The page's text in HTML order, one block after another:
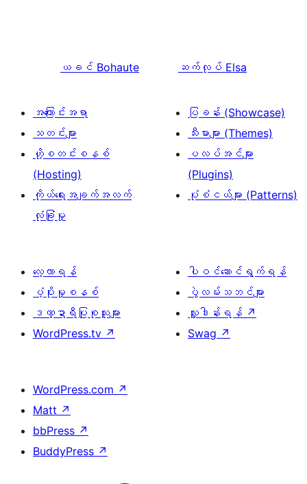
ယခင် Bohaute ဆက်လုပ် Elsa
အကြောင်းအရာ
သတင်းများ
ဟို့စတင်းစနစ်
(Hosting)
ကိုယ်ရေးအချက်အလက်
လုံခြုံမှု
ပြခန်း (Showcase)
သီးမားများ (Themes)
ပလပ်အင်များ
(Plugins)
ပုံစံငယ်များ (Patterns)
လေ့လာရန်
ပံ့ပိုးမှုစနစ်
ဒဏ္ဍာရီပြုစုသူများ
WordPress.tv ↗
ပါဝင်ဆောင်ရွက်ရန်
ပွဲလမ်းသဘင်များ
လှူဒါန်းရန် ↗
Swag ↗
WordPress.com ↗
Matt ↗
bbPress ↗
BuddyPress ↗